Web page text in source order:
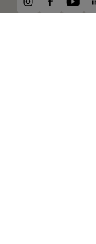
instagram